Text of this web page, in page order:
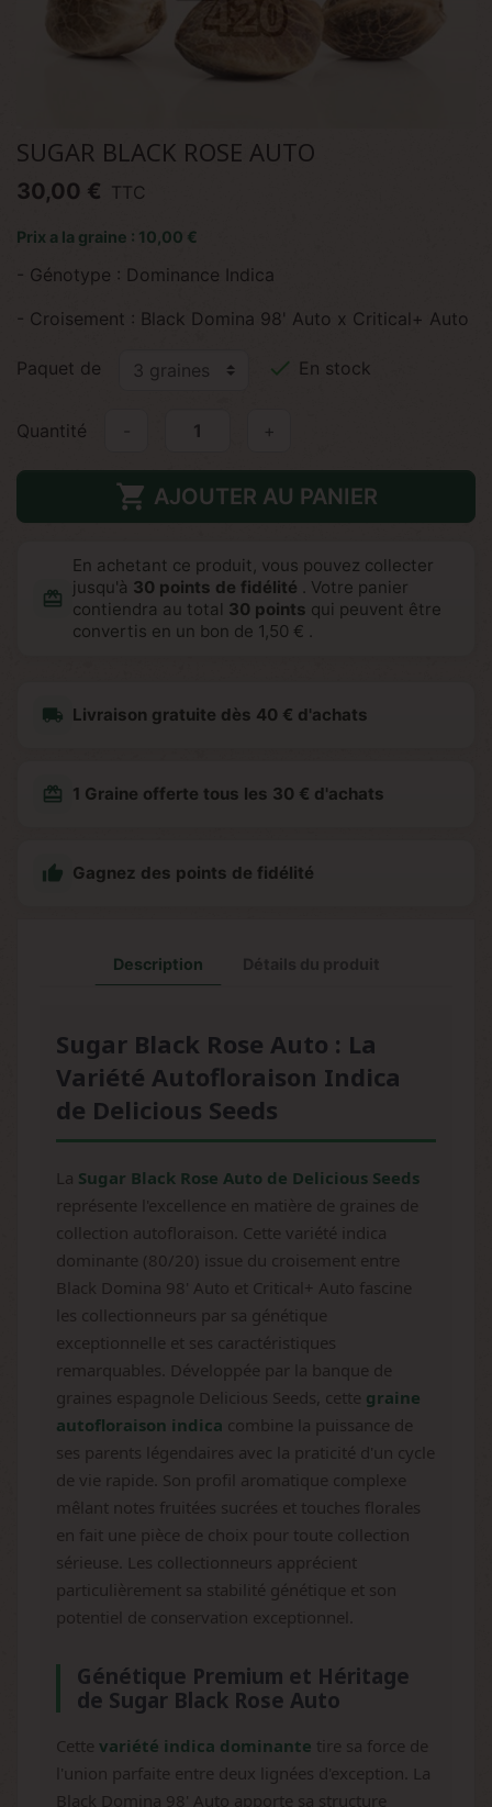
SUGAR BLACK ROSE AUTO
30,00 € TTC
Prix a la graine : 10,00 €
- Génotype : Dominance Indica
- Croisement : Black Domina 98' Auto x Critical+ Auto
Paquet de  En stock
Quantité +
 AJOUTER AU PANIER
redeem
En achetant ce produit, vous pouvez collecter
jusqu'à 30 points de fidélité . Votre panier
contiendra au total 30 points qui peuvent être
convertis en un bon de 1,50 € .
local_shipping Livraison gratuite dès 40 € d'achats
redeem 1 Graine offerte tous les 30 € d'achats
 Gagnez des points de fidélité
Description
Sugar Black Rose Auto : La
Variété Autofloraison Indica
de Delicious Seeds
La Sugar Black Rose Auto de Delicious Seeds
représente l'excellence en matière de graines de
collection autofloraison. Cette variété indica
dominante (80/20) issue du croisement entre
Black Domina 98' Auto et Critical+ Auto fascine
les collectionneurs par sa génétique
exceptionnelle et ses caractéristiques
remarquables. Développée par la banque de
graines espagnole Delicious Seeds, cette graine
autofloraison indica combine la puissance de
ses parents légendaires avec la praticité d'un cycle
de vie rapide. Son profil aromatique complexe
mêlant notes fruitées sucrées et touches florales
en fait une pièce de choix pour toute collection
sérieuse. Les collectionneurs apprécient
particulièrement sa stabilité génétique et son
potentiel de conservation exceptionnel.
Génétique Premium et Héritage
de Sugar Black Rose Auto
Cette variété indica dominante tire sa force de
l'union parfaite entre deux lignées d'exception. La
Black Domina 98' Auto apporte sa structure